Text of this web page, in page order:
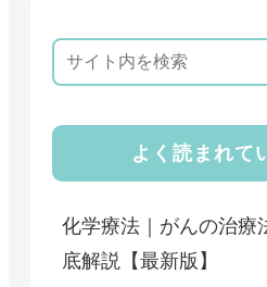
よく読まれて
化学療法｜がんの治療
底解説【最新版】